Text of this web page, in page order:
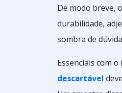
De modo breve,
durabilidade,
sombra de
Essenciais com
descartável